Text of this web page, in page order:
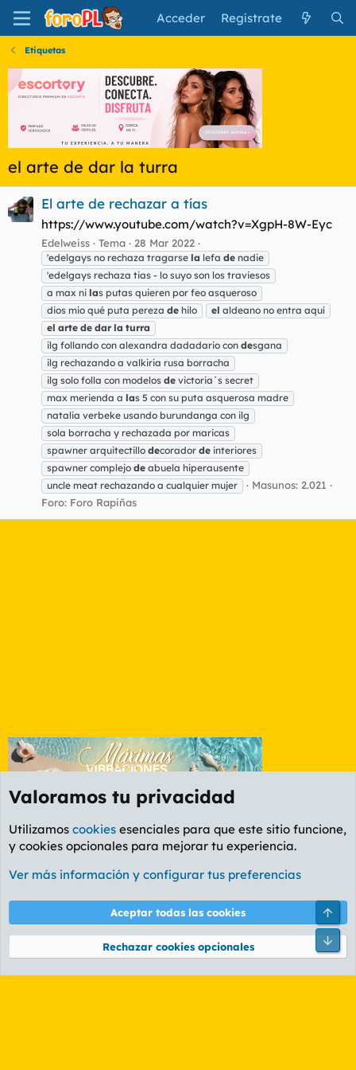
Acceder Regístrate
Etiquetas
el arte de dar la turra
El arte de rechazar a tías
https://www.youtube.com/watch?v=XgpH-8W-Eyc
Edelweiss Tema 28 Mar 2022
'edelgays no rechaza tragarse la lefa de nadie
'edelgays rechaza tias - lo suyo son los traviesos
a max ni las putas quieren por feo asqueroso
dios mio qué puta pereza de hilo el aldeano no entra aquí
el arte de dar la turra
ilg follando con alexandra dadadario con desgana
ilg rechazando a valkiria rusa borracha
ilg solo folla con modelos de victoria´s secret
max merienda a las 5 con su puta asquerosa madre
natalia verbeke usando burundanga con ilg
sola borracha y rechazada por maricas
spawner arquitectillo decorador de interiores
spawner complejo de abuela hiperausente
uncle meat rechazando a cualquier mujer
Masunos: 2.021
Foro: Foro Rapiñas
Etiquetas
Cookies
PL OLDSTYLE AMARILLO
Términos y reglas Política de privacidad Ayuda
Community platform by XenForo® © 2010-2026 XenForo Ltd.
Valoramos tu privacidad
Utilizamos cookies esenciales para que este sitio funcione,
y cookies opcionales para mejorar tu experiencia.
Ver más información y configurar tus preferencias
Aceptar todas las cookies
Rechazar cookies opcionales
Pie